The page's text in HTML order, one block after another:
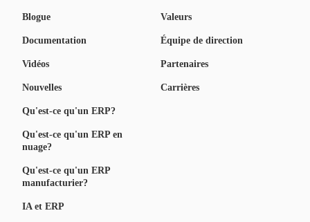
Blogue
Documentation
Vidéos
Nouvelles
Qu'est-ce qu'un ERP?
Qu'est-ce qu'un ERP en
nuage?
Qu'est-ce qu'un ERP
manufacturier?
IA et ERP
Valeurs
Équipe de direction
Partenaires
Carrières